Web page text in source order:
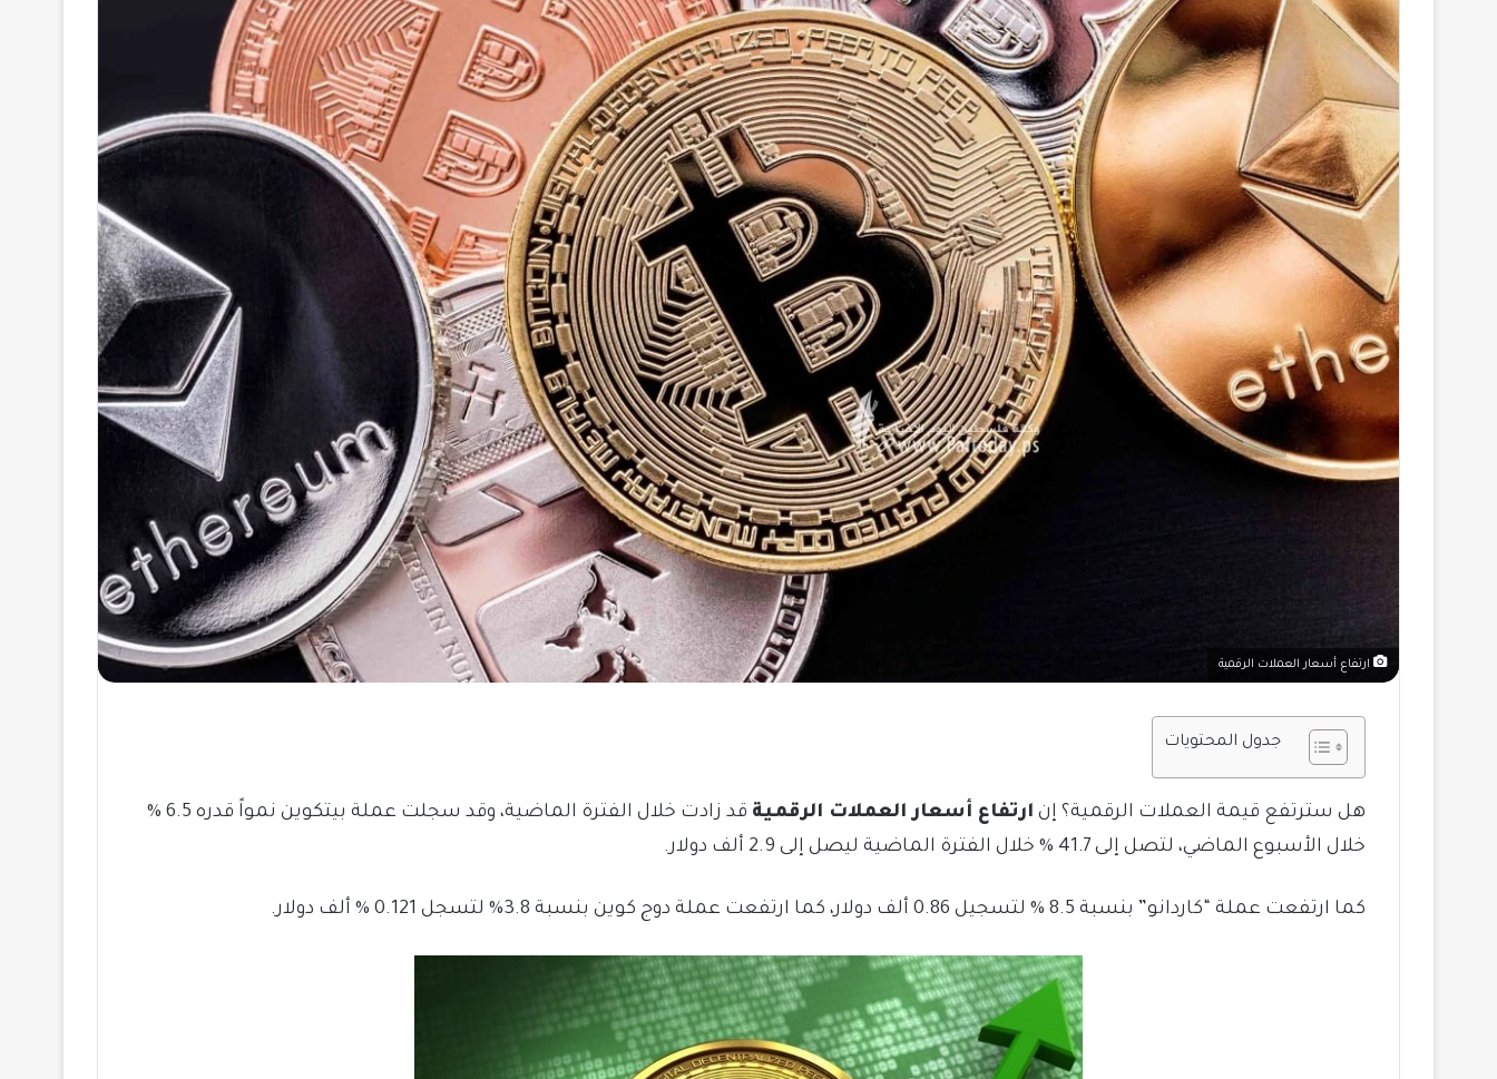
ارتفاع أسعار العملات الرقمية
جدول المحتويات
هل سترتفع قيمة العملات الرقمية؟ إن ارتفاع أسعار العملات الرقمية
قد زادت خلال الفترة الماضية، وقد سجلت عملة بيتكوين نمواً قدره 6.5 %
خلال الأسبوع الماضي، لتصل إلى 41.7 % خلال الفترة الماضية ليصل إلى 2.9 ألف دولار.
كما ارتفعت عملة “كاردانو” بنسبة 8.5 % لتسجيل 0.86 ألف دولار، كما ارتفعت عملة دوج كوين بنسبة 3.8% لتسجل 0.121 % ألف دولار.